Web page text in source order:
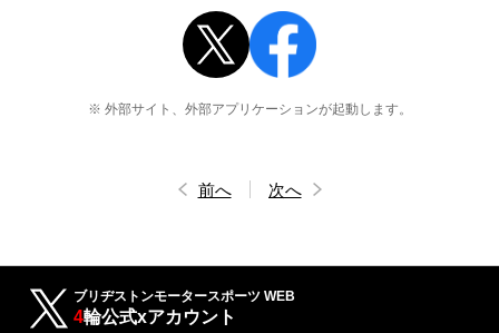
※ 外部サイト、外部アプリケーションが起動します。
前へ 次へ
ブリヂストンモータースポーツ WEB
4輪公式xアカウント